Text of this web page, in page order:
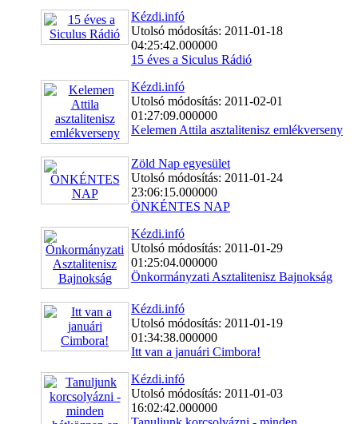
Kézdi.infó
Utolsó módosítás: 2011-01-18
04:25:42.000000
15 éves a Siculus Rádió
Kézdi.infó
Utolsó módosítás: 2011-02-01
01:27:09.000000
Kelemen Attila asztalitenisz emlékverseny
Zöld Nap egyesület
Utolsó módosítás: 2011-01-24
23:06:15.000000
ÖNKÉNTES NAP
Kézdi.infó
Utolsó módosítás: 2011-01-29
01:25:04.000000
Önkormányzati Asztalitenisz Bajnokság
Kézdi.infó
Utolsó módosítás: 2011-01-19
01:34:38.000000
Itt van a januári Cimbora!
Kézdi.infó
Utolsó módosítás: 2011-01-03
16:02:42.000000